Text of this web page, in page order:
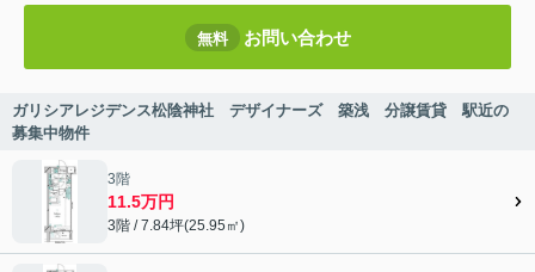
無料 お問い合わせ
ガリシアレジデンス松陰神社 デザイナーズ 築浅 分譲賃貸 駅近の
募集中物件
3階
11.5万円
3階 / 7.84坪(25.95㎡)